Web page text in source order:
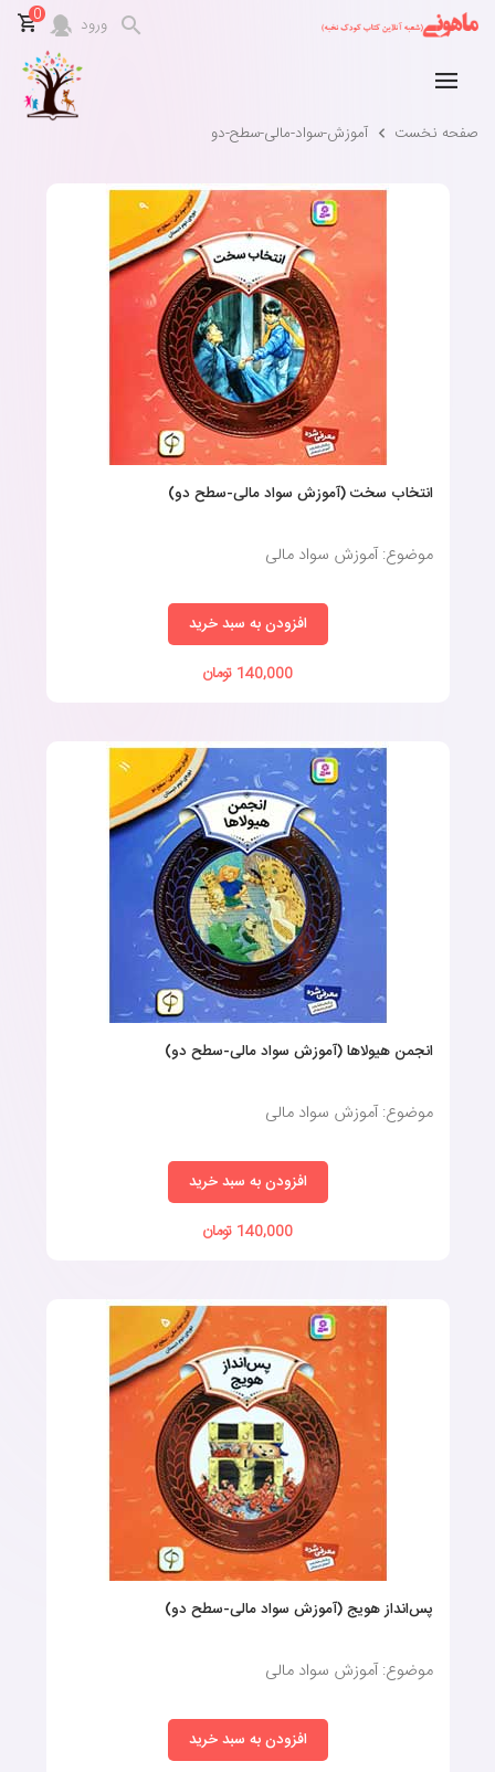
ورود 0
صفحه نخست آموزش-سواد-مالی-سطح-دو
انتخاب سخت (آموزش سواد مالی-سطح دو)
موضوع: آموزش سواد مالی
افزودن به سبد خرید
140,000 تومان
انجمن هیولاها (آموزش سواد مالی-سطح دو)
موضوع: آموزش سواد مالی
افزودن به سبد خرید
140,000 تومان
پس‌انداز هویج (آموزش سواد مالی-سطح دو)
موضوع: آموزش سواد مالی
افزودن به سبد خرید